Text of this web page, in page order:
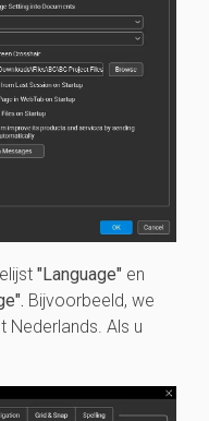
"Language" en
Bijvoorbeeld, we
Nederlands. Als u